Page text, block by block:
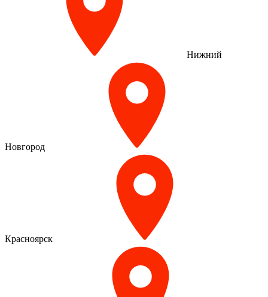
Нижний
Новгород
Красноярск